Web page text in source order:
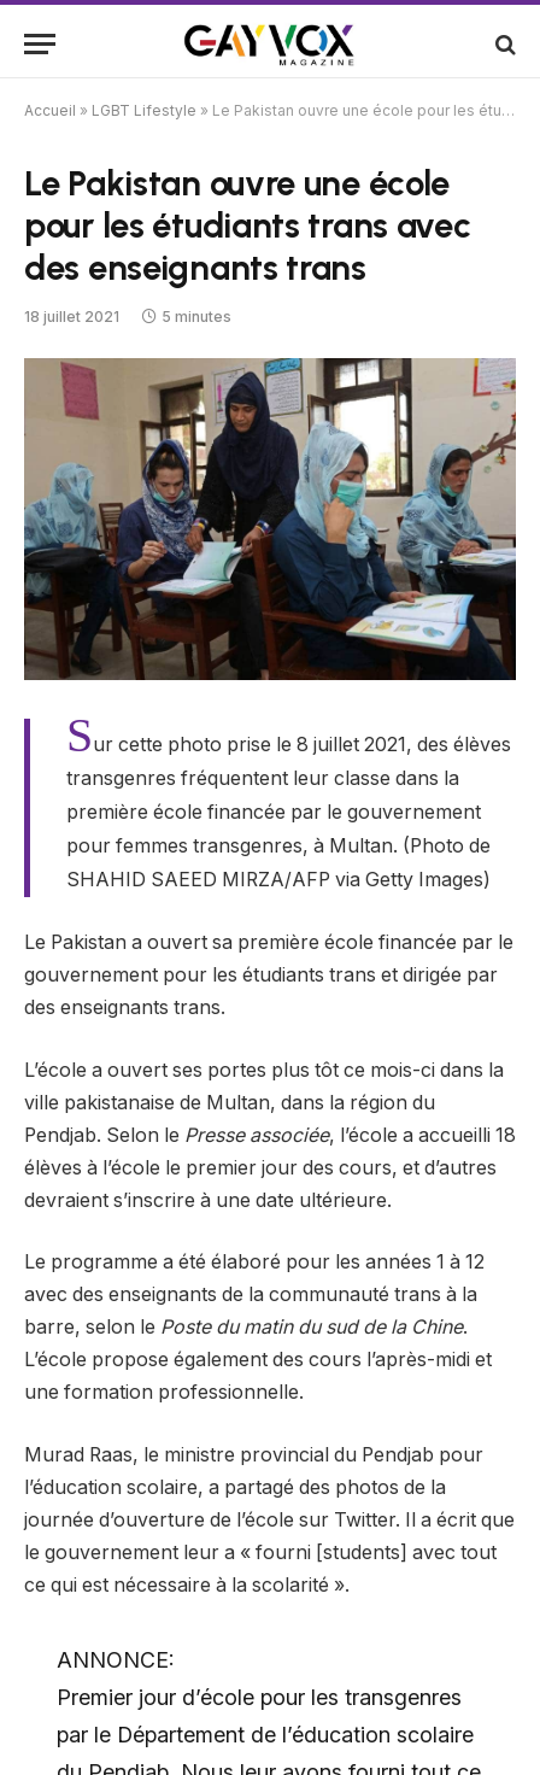
Accueil » LGBT Lifestyle » Le Pakistan ouvre une école pour les étudiants trans avec des enseignants trans
Le Pakistan ouvre une école
pour les étudiants trans avec
des enseignants trans
18 juillet 2021 5 minutes
Sur cette photo prise le 8 juillet 2021, des élèves
transgenres fréquentent leur classe dans la
première école financée par le gouvernement
pour femmes transgenres, à Multan. (Photo de
SHAHID SAEED MIRZA/AFP via Getty Images)
Le Pakistan a ouvert sa première école financée par le
gouvernement pour les étudiants trans et dirigée par
des enseignants trans.
L’école a ouvert ses portes plus tôt ce mois-ci dans la
ville pakistanaise de Multan, dans la région du
Pendjab. Selon le Presse associée, l’école a accueilli 18
élèves à l’école le premier jour des cours, et d’autres
devraient s’inscrire à une date ultérieure.
Le programme a été élaboré pour les années 1 à 12
avec des enseignants de la communauté trans à la
barre, selon le Poste du matin du sud de la Chine.
L’école propose également des cours l’après-midi et
une formation professionnelle.
Murad Raas, le ministre provincial du Pendjab pour
l’éducation scolaire, a partagé des photos de la
journée d’ouverture de l’école sur Twitter. Il a écrit que
le gouvernement leur a « fourni [students] avec tout
ce qui est nécessaire à la scolarité ».
ANNONCE:
Premier jour d’école pour les transgenres
par le Département de l’éducation scolaire